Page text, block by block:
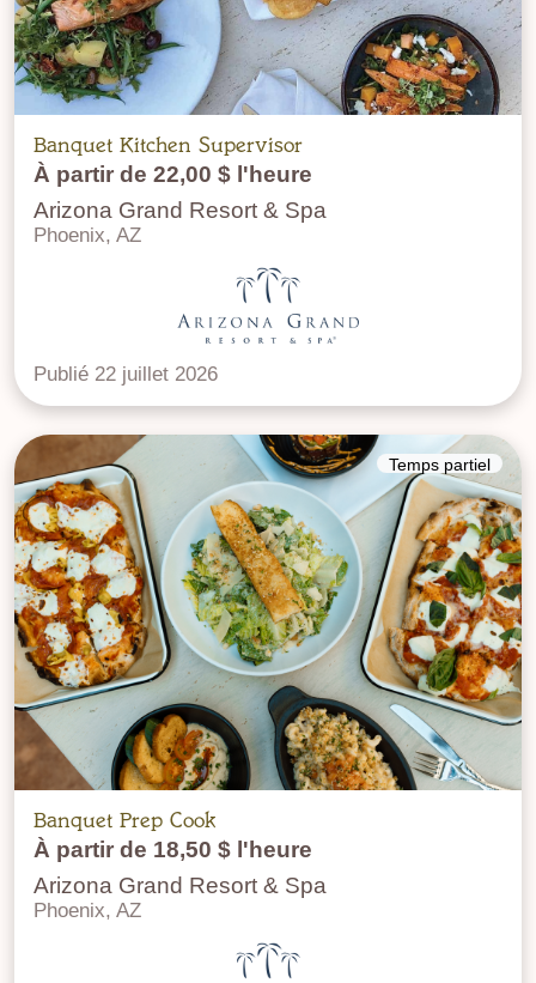
Banquet Kitchen Supervisor
À partir de 22,00 $ l'heure
Arizona Grand Resort & Spa
Phoenix, AZ
Publié 22 juillet 2026
Temps partiel
Banquet Prep Cook
À partir de 18,50 $ l'heure
Arizona Grand Resort & Spa
Phoenix, AZ